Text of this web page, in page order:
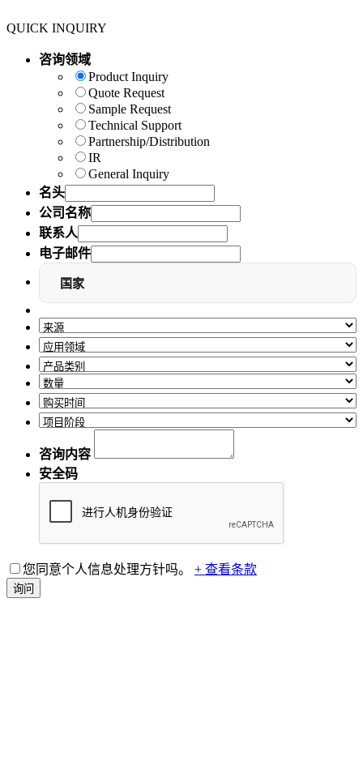
QUICK INQUIRY
咨询领域
Product Inquiry
Quote Request
Sample Request
Technical Support
Partnership/Distribution
IR
General Inquiry
名头
公司名称
联系人
电子邮件
国家
咨询内容
安全码
您同意个人信息处理方针吗。 + 查看条款
询问